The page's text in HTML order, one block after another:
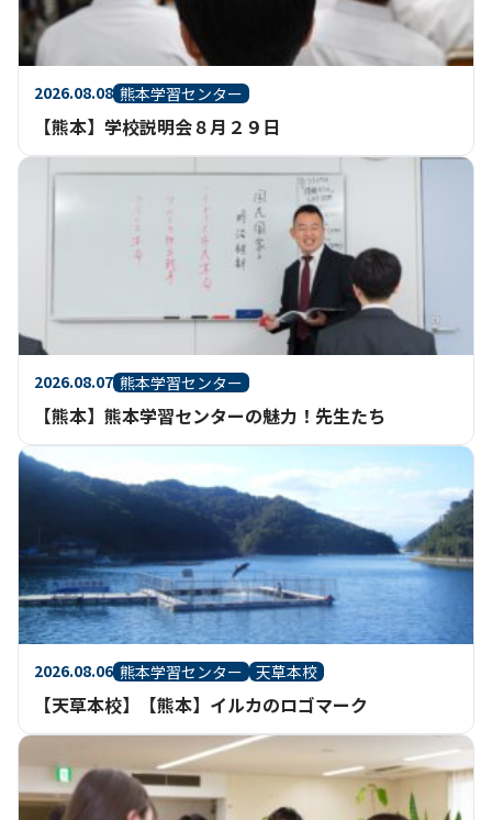
2026.08.08 熊本学習センター
【熊本】学校説明会８月２９日
2026.08.07 熊本学習センター
【熊本】熊本学習センターの魅力！先生たち
2026.08.06 熊本学習センター 天草本校
【天草本校】【熊本】イルカのロゴマーク